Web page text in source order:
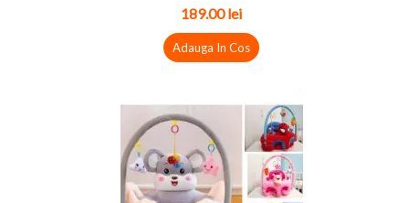
189.00lei
Adauga In Cos